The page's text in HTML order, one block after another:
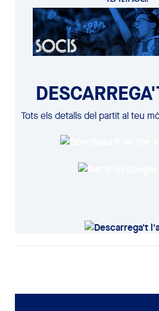
Tots els detalls del partit al teu